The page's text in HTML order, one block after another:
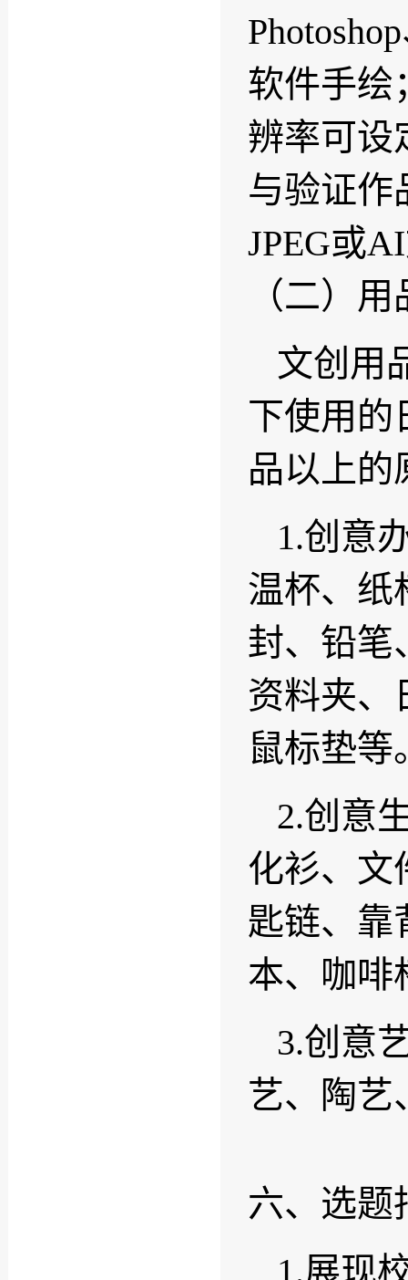
软件手绘
辨率可设
与验证作
JPEG或
（二）
文创用
下使用的
品以上的
1.创意
温杯、纸
封、铅笔
资料夹、
鼠标垫等
2.创意
化衫、文
匙链、靠
本、咖啡
3.创意
艺、陶艺
六、选题
1.展现